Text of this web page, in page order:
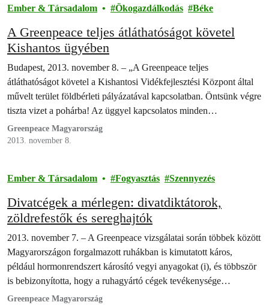
Ember & Társadalom Ökogazdálkodás Béke
A Greenpeace teljes átláthatóságot követel
Kishantos ügyében
Budapest, 2013. november 8. – „A Greenpeace teljes
átláthatóságot követel a Kishantosi Vidékfejlesztési Központ által
művelt terület földbérleti pályázatával kapcsolatban. Öntsünk végre
tiszta vizet a pohárba! Az üggyel kapcsolatos minden
dokumentumot, pályázatot és szerződést haladéktalanul
nyilvánosságra kell hozni” – mondta Szegfalvi Zsolt, a Greenpeace
Greenpeace Magyarország
2013. november 8.
Ember & Társadalom Fogyasztás Szennyezés
Divatcégek a mérlegen: divatdiktátorok,
zöldrefestők és sereghajtók
2013. november 7. – A Greenpeace vizsgálatai során többek között
Magyarországon forgalmazott ruhákban is kimutatott káros,
például hormonrendszert károsító vegyi anyagokat (i), és többször
is bebizonyította, hogy a ruhagyártó cégek tevékenysége
világszerte súlyos vízszennyezésekhez járul hozzá (ii). A
Greenpeace Magyarország